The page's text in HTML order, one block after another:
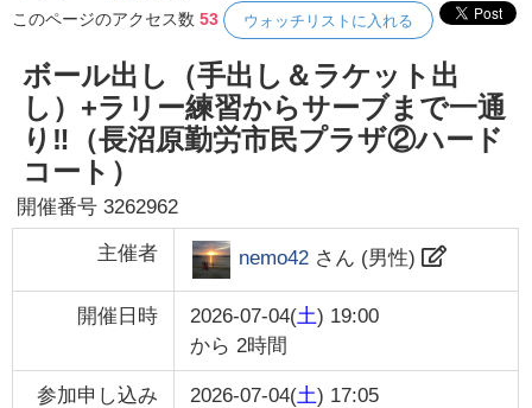
このページのアクセス数53 ウォッチリストに入れる
ボール出し（手出し＆ラケット出
し）+ラリー練習からサーブまで一通
り‼️（長沼原勤労市民プラザ②ハード
コート）
開催番号3262962
主催者 nemo42さん (男性)
開催日時 2026-07-04(土) 19:00
から 2時間
参加申し込み
2026-07-04(土) 17:05